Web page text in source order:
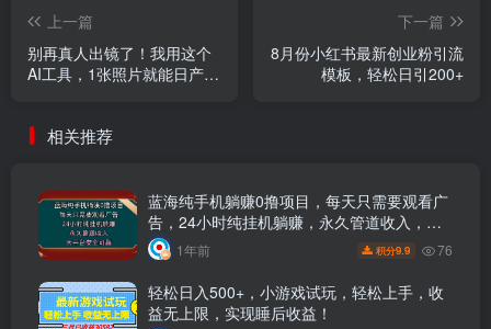
上一篇
别再真人出镜了！我用这个
AI工具，1张照片就能日产30
下一篇
8月份小红书最新创业粉引流
模板，轻松日引200+
相关推荐
蓝海纯手机躺赚0撸项目，每天只需要观看广
告，24小时纯挂机躺赚，永久管道收入，主
业副业的绝佳选择，大平台安全可靠
1年前 积分9.9 76
轻松日入500+，小游戏试玩，轻松上手，收
益无上限，实现睡后收益！